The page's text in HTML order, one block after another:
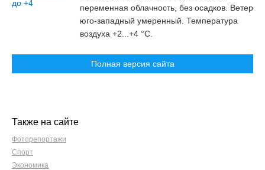
переменная облачность, без осадков. Ветер
юго-западный умеренный. Температура
воздуха +2...+4 °C.
Полная версия сайта
Также на сайте
Фоторепортажи
Спорт
Экономика